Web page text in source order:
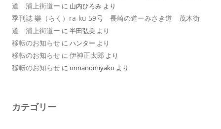
道 浦上街道ー に 山内ひろみ より
季刊誌 樂（らく）ra-ku 59号 長崎の道ーみさき道 茂木街
道 浦上街道ー に 半田弘美 より
移転のお知らせ に ハンター より
移転のお知らせ に 伊神正太郎 より
移転のお知らせ に onnanomiyako より
カテゴリー